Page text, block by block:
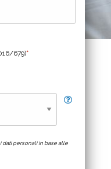
679)*
dati personali in base alle